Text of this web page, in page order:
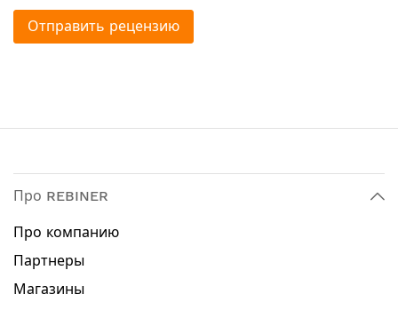
Отправить рецензию
Про REBINER
Про компанию
Партнеры
Магазины